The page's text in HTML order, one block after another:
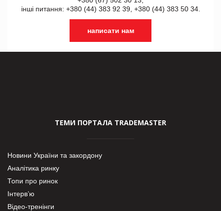
інші питання: +380 (44) 383 92 39, +380 (44) 383 50 34.
написати нам
ТЕМИ ПОРТАЛА TRADEMASTER
Новини України та закордону
Аналітика ринку
Топи про ринок
Інтерв’ю
Відео-тренінги